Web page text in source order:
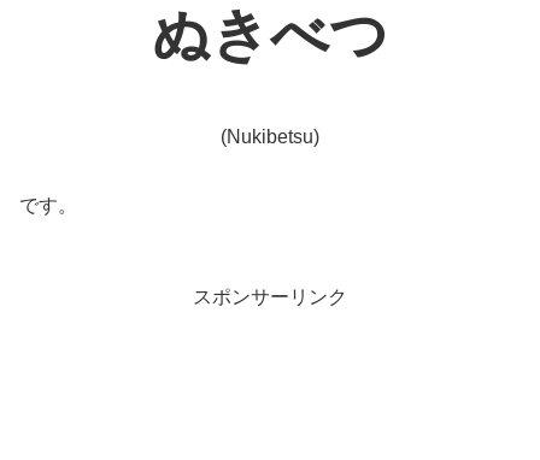
ぬきべつ
(Nukibetsu)
です。
スポンサーリンク